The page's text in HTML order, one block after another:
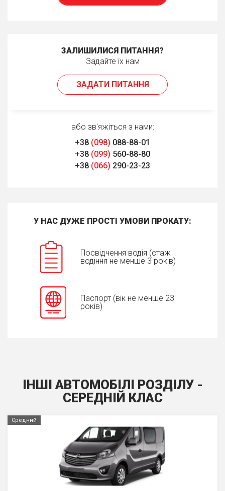
ЗАЛИШИЛИСЯ ПИТАННЯ?
Задайте їх нам
ЗАДАТИ ПИТАННЯ
або зв'яжіться з нами:
+38 (098) 088-88-01
+38 (099) 560-88-80
+38 (066) 290-23-23
У НАС ДУЖЕ ПРОСТІ УМОВИ ПРОКАТУ:
Посвідчення водія (стаж
водіння не менше 3 років)
Паспорт (вік не менше 23
років)
ІНШІ АВТОМОБІЛІ РОЗДІЛУ -
СЕРЕДНIЙ КЛАС
Средний